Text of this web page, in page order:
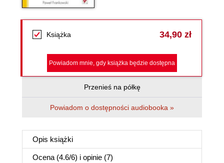
Książka 34,90 zł
Powiadom mnie, gdy książka będzie dostępna
Przenieś na półkę
Powiadom o dostępności audiobooka »
Opis książki
Ocena (4.6/6) i opinie (7)